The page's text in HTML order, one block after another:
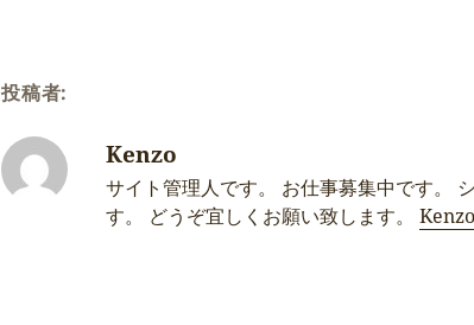
投稿者:
Kenzo
サイト管理人です。 お仕事募集中です。
す。 どうぞ宜しくお願い致します。